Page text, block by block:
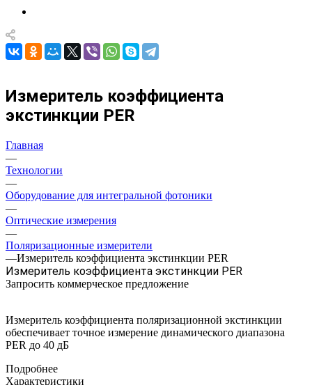
Измеритель коэффициента
экстинкции PER
Главная
—
Технологии
—
Оборудование для интегральной фотоники
—
Оптические измерения
—
Поляризационные измерители
—Измеритель коэффициента экстинкции PER
Измеритель коэффициента экстинкции PER
Запросить коммерческое предложение
Измеритель коэффициента поляризационной экстинкции
обеспечивает точное измерение динамического диапазона
PER до 40 дБ
Подробнее
Характеристики